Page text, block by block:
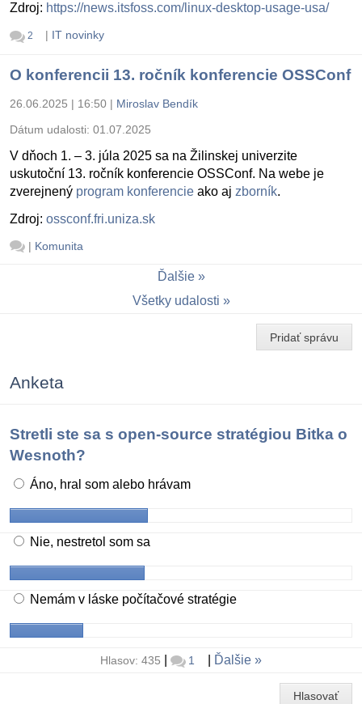
Zdroj: https://news.itsfoss.com/linux-desktop-usage-usa/
2 | IT novinky
O konferencii 13. ročník konferencie OSSConf
26.06.2025 | 16:50 | Miroslav Bendík
Dátum udalosti: 01.07.2025
V dňoch 1. – 3. júla 2025 sa na Žilinskej univerzite
uskutoční 13. ročník konferencie OSSConf. Na webe je
zverejnený program konferencie ako aj zborník.
Zdroj: ossconf.fri.uniza.sk
| Komunita
Ďalšie
Všetky udalosti
Pridať správu
Anketa
Stretli ste sa s open-source stratégiou Bitka o
Wesnoth?
Áno, hral som alebo hrávam
Nie, nestretol som sa
Nemám v láske počítačové stratégie
Hlasov: 435 1 Ďalšie
Hlasovať